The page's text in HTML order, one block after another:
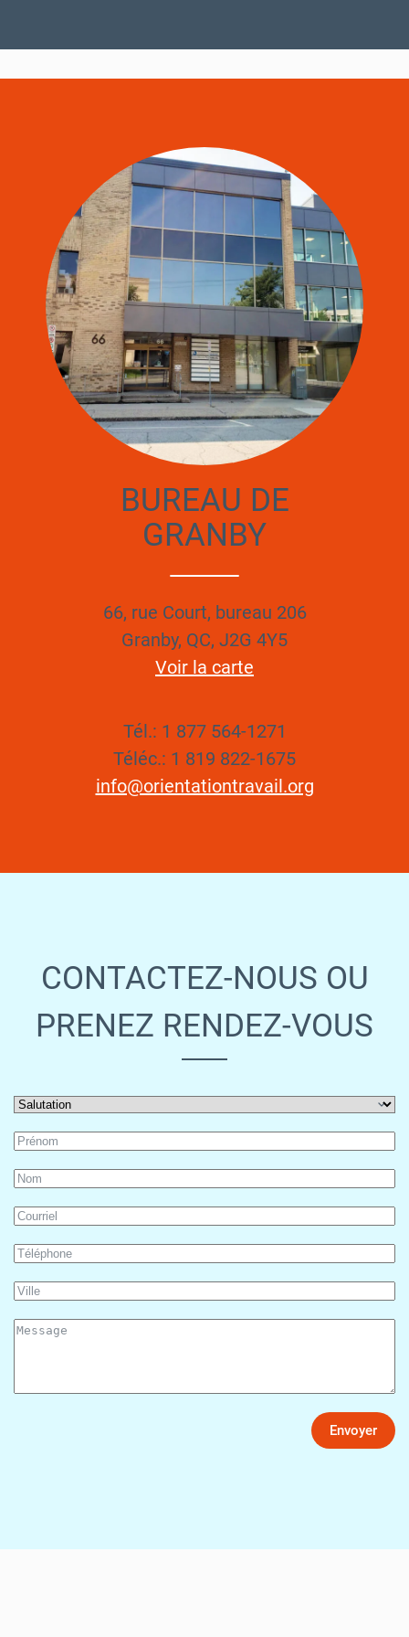
BUREAU DE
GRANBY
66, rue Court, bureau 206
Granby, QC, J2G 4Y5
Voir la carte
Tél.: 1 877 564-1271
Téléc.: 1 819 822-1675
info@orientationtravail.org
CONTACTEZ-NOUS OU
PRENEZ RENDEZ-VOUS
Envoyer